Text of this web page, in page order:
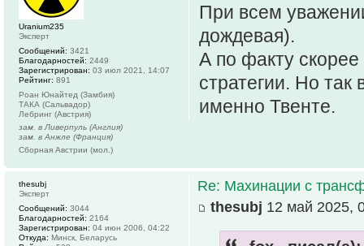
При всем
дождевая).
А по факту скорее
стратегии. Но
именно Твенте.
Uranium235
Эксперт
Сообщений: 3421
Благодарностей: 2449
Зарегистрирован: 03 июл 2021, 14:07
Рейтинг: 891
Роан Юнайтед (Замбия)
ТАКА (Сальвадор)
Лебринг (Австрия)
зам. в Ливерпуль (Англия)
зам. в Анжле (Франция)
Сборная Австрии (мол.)
Re: Махинации с
thesubj 12 май 2025,
thesubj
Эксперт
Сообщений: 3044
Благодарностей: 2164
Зарегистрирован: 04 июн 2006, 04:22
Откуда: Минск, Беларусь